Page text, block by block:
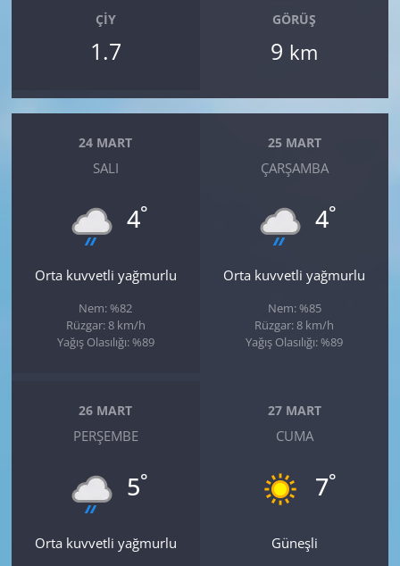
ÇIY
1.7
GÖRÜŞ
9 km
24 MART
SALI
4°
Orta kuvvetli yağmurlu
Nem: %82
Rüzgar: 8 km/h
Yağış Olasılığı: %89
25 MART
ÇARŞAMBA
4°
Orta kuvvetli yağmurlu
Nem: %85
Rüzgar: 8 km/h
Yağış Olasılığı: %89
26 MART
PERŞEMBE
5°
Orta kuvvetli yağmurlu
27 MART
CUMA
7°
Güneşli